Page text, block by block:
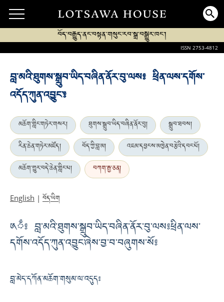
བོད་བརྒྱུད་ནང་བསྟན་གསུང་རབ་སྒྲ་བསྒྱུར་ཁང་།
ISSN 2753-4812
བླ་མའི་ཐུགས་སྒྲུབ་ཡིད་བཞིན་ནོར་བུ་ལས༔ ཕྲིན་ལས་དགོས་
འདོད་ཀུན་འབྱུང་༔
མཆོག་གླིང་གཏེར་གསར། ཐུགས་སྒྲུབ་ཡིད་བཞིན་ནོར་བུ།
སྒྲུབ་ཐབས།
རིན་ཆེན་གཏེར་མཛོད།
བོད་ཀྱི་བླ་མ།
འཇམ་དབྱངས་མཁྱེན་བརྩེའི་དབང་པོ།
མཆོག་གྱུར་བདེ་ཆེན་གླིང་པ།
བཀག་རྒྱ་ཅན།
English | བོད་ཡིག
༁ྃ༔ བླ་མའི་ཐུགས་སྒྲུབ་ཡིད་བཞིན་ནོར་བུ་ལས༔ ཕྲིན་ལས་
དགོས་འདོད་ཀུན་འབྱུང་ཞེས་བྱ་བ་བཞུགས་སོ༔
བླ་མེད་དཀོན་མཆོག་གསུམ་ལ་འདུད༔